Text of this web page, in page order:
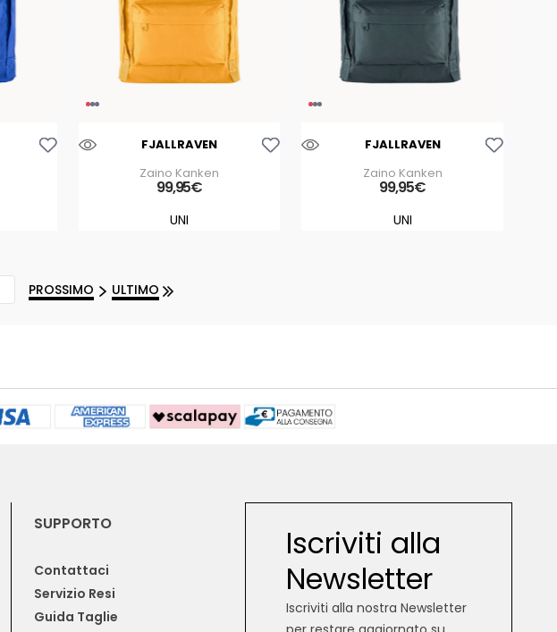
FJALLRAVEN
Zaino Kanken
99,95€
FJALLRAVEN
Zaino Kanken
99,95€
PROSSIMO ULTIMO
SUPPORTO
Contattaci
Servizio Resi
Guida Taglie
Iscriviti alla
Newsletter
Iscriviti alla nostra Newsletter